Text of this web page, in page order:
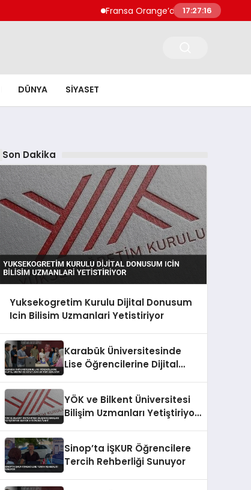
Fransa Orange’da Evde 5 Bebek Cesedi
17:27:17
DÜNYA SIYASET
Son Dakika
Yuksekogretim Kurulu Dijital Donusum
Icin Bilisim Uzmanlari Yetistiriyor
Karabük Üniversitesinde
Lise Öğrencilerine Dijital
YÖK ve Bilkent Üniversitesi
Bilişim Uzmanları Yetiştiriyor
Sinop’ta İŞKUR Öğrencilere
Tercih Rehberliği Sunuyor